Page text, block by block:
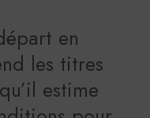
en
les titres
estime